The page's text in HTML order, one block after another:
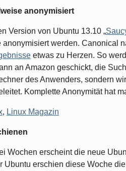
anonymisiert
Version von Ubuntu 13.10 „
anonymisiert werden. Canonical
etwas zu Herzen. So
an Amazon geschickt, die
des Anwenders, sondern
Komplette Anonymität hat
, Linux Magazin
Wochen erscheint die neue
Ubuntu erschien diese Woche